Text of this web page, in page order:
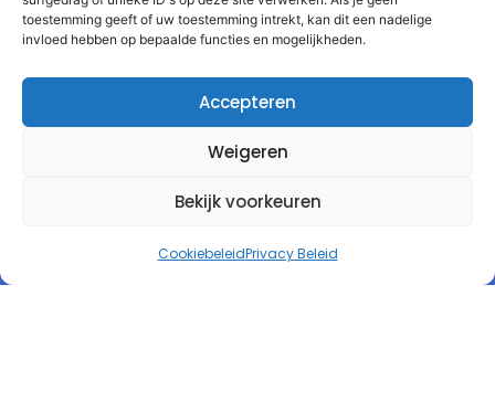
toestemming geeft of uw toestemming intrekt, kan dit een nadelige
invloed hebben op bepaalde functies en mogelijkheden.
Accepteren
Weigeren
Bekijk voorkeuren
CookiebeleidPrivacy Beleid